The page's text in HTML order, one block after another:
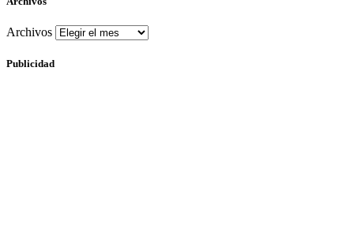
Archivos
Publicidad